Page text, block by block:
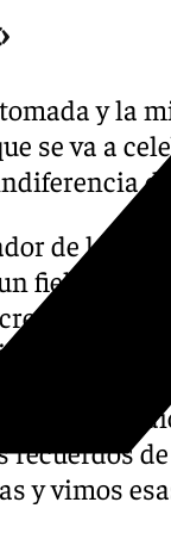
tomada y la
se va a
de la
un fiel
creativo
de
ante los
recuerdos
y vimos